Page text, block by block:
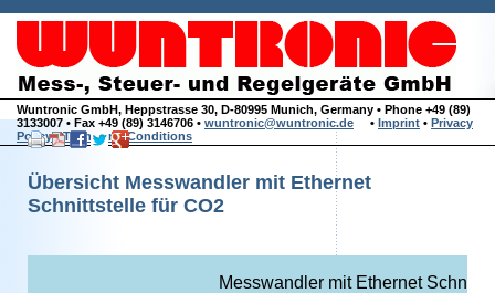
Wuntronic GmbH, Heppstrasse 30, D-80995 Munich, Germany • Phone +49 (89)
3133007 • Fax +49 (89) 3146706 • wuntronic@wuntronic.de • Imprint • Privacy
Policy•Terms and Conditions
Übersicht Messwandler mit Ethernet
Schnittstelle für CO2
Messwandler mit Ethernet